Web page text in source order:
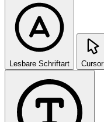
Lesbare Schriftart Cursor